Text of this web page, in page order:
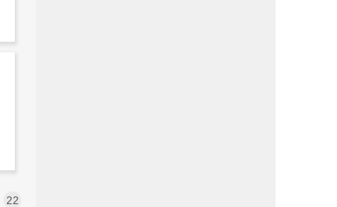
22